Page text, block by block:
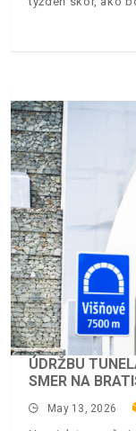
ÚDRŽBU
SMER NA
May 13, 2026